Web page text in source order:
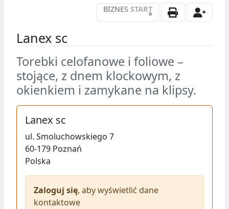
BIZNES START
•
Lanex sc
Torebki celofanowe i foliowe –
stojące, z dnem klockowym, z
okienkiem i zamykane na klipsy.
Lanex sc
ul. Smoluchowskiego 7
60-179 Poznań
Polska
Zaloguj się, aby wyświetlić dane
kontaktowe